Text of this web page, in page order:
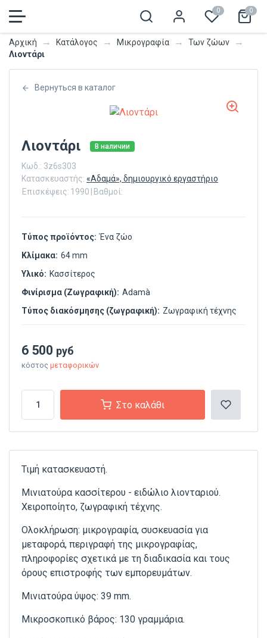
0 0
Αρχική → Κατάλογος → Μικρογραφία → Των ζώων →
Λιοντάρι
Вернуться в каталог
Λιοντάρι В наличии
Κωδ.: 3z6s303
Κατασκευαστής: «Αδαμά», δημιουργικό εργαστήριο
Επισκέψεις: 1990 Βαθμοί:
Τύπος προϊόντος: Ένα ζώο
Κλίμακα: 64 mm
Υλικό: Κασσίτερος
Φινίρισμα (Ζωγραφική): Adamà
Τύπος διακόσμησης (ζωγραφική): Ζωγραφική τέχνης
6 500 руб
κόστος μεταφορικών
Στο καλάθι
Τιμή κατασκευαστή.
Μινιατούρα κασσίτερου - ειδώλιο λιονταριού.
Χειροποίητο, ζωγραφική τέχνης.
Ολοκλήρωση: μικρογραφία, συσκευασία για
μεταφορά, περιγραφή της μικρογραφίας,
πληροφορίες σχετικά με τη διαδικασία και τους
όρους επιστροφής των εμπορευμάτων.
Μινιατούρα ύψος: 39 mm.
Μικροσκοπικό βάρος: 130 γραμμάρια.